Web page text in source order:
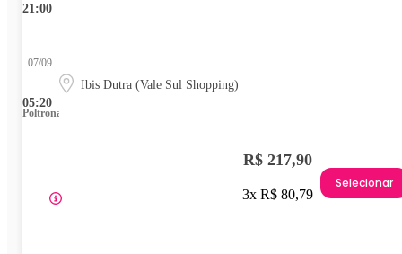
21:00
05:20
07/09
Ibis Dutra (Vale Sul Shopping)
Poltrona
R$ 217,90
3x R$ 80,79
Selecionar